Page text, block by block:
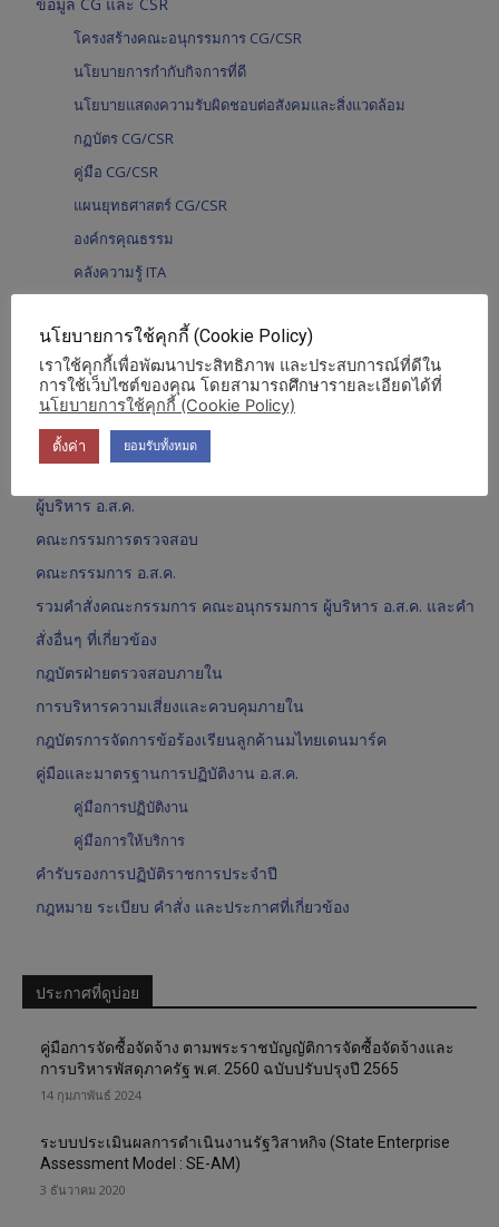
ข้อมูล CG และ CSR
โครงสร้างคณะอนุกรรมการ CG/CSR
นโยบายการกำกับกิจการที่ดี
นโยบายแสดงความรับผิดชอบต่อสังคมและสิ่งแวดล้อม
กฏบัตร CG/CSR
คู่มือ CG/CSR
แผนยุทธศาสตร์ CG/CSR
องค์กรคุณธรรม
คลังความรู้ ITA
รายงานประจำปี อ.ส.ค.
รายงานประจำปี รายฝ่าย/สำนัก
รายงานสรุปแบบประเมินความพึงพอใจ
งบการเงิน
ผู้บริหาร อ.ส.ค.
คณะกรรมการตรวจสอบ
คณะกรรมการ อ.ส.ค.
รวมคำสั่งคณะกรรมการ คณะอนุกรรมการ ผู้บริหาร อ.ส.ค. และคำ
สั่งอื่นๆ ที่เกี่ยวข้อง
กฎบัตรฝ่ายตรวจสอบภายใน
การบริหารความเสี่ยงและควบคุมภายใน
กฎบัตรการจัดการข้อร้องเรียนลูกค้านมไทยเดนมาร์ค
คู่มือและมาตรฐานการปฏิบัติงาน อ.ส.ค.
คู่มือการปฏิบัติงาน
คู่มือการให้บริการ
คำรับรองการปฏิบัติราชการประจำปี
กฎหมาย ระเบียบ คำสั่ง และประกาศที่เกี่ยวข้อง
ประกาศที่ดูบ่อย
คู่มือการจัดซื้อจัดจ้าง ตามพระราชบัญญัติการจัดซื้อจัดจ้างและ
การบริหารพัสดุภาครัฐ พ.ศ. 2560 ฉบับปรับปรุงปี 2565
14 กุมภาพันธ์ 2024
ระบบประเมินผลการดำเนินงานรัฐวิสาหกิจ (State Enterprise
Assessment Model : SE-AM)
3 ธันวาคม 2020
นโยบายการใช้คุกกี้ (Cookie Policy)
เราใช้คุกกี้เพื่อพัฒนาประสิทธิภาพ และประสบการณ์ที่ดีใน
การใช้เว็บไซต์ของคุณ โดยสามารถศึกษารายละเอียดได้ที่
นโยบายการใช้คุกกี้ (Cookie Policy)
ตั้งค่า ยอมรับทั้งหมด